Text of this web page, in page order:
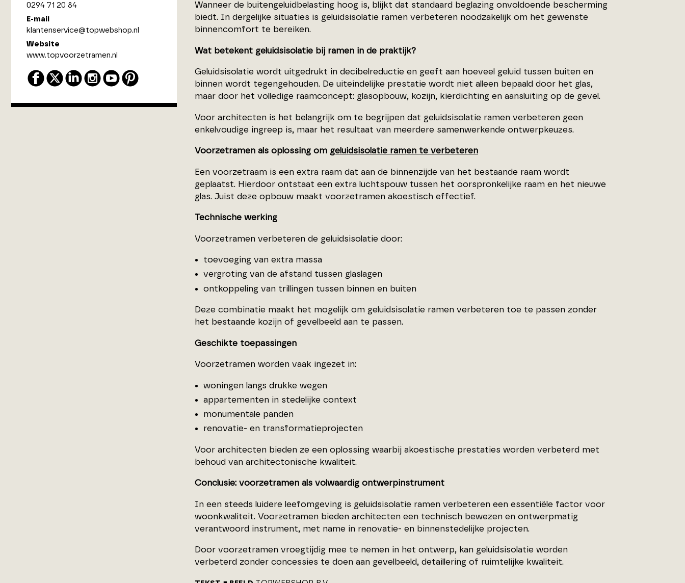
0294 71 20 84
E-mail
klantenservice@topwebshop.nl
Website
www.topvoorzetramen.nl
Wanneer de buitengeluidbelasting hoog is, blijkt dat standaard beglazing onvoldoende bescherming
biedt. In dergelijke situaties is geluidsisolatie ramen verbeteren noodzakelijk om het gewenste
binnencomfort te bereiken.
Wat betekent geluidsisolatie bij ramen in de praktijk?
Geluidsisolatie wordt uitgedrukt in decibelreductie en geeft aan hoeveel geluid tussen buiten en
binnen wordt tegengehouden. De uiteindelijke prestatie wordt niet alleen bepaald door het glas,
maar door het volledige raamconcept: glasopbouw, kozijn, kierdichting en aansluiting op de gevel.
Voor architecten is het belangrijk om te begrijpen dat geluidsisolatie ramen verbeteren geen
enkelvoudige ingreep is, maar het resultaat van meerdere samenwerkende ontwerpkeuzes.
Voorzetramen als oplossing om geluidsisolatie ramen te verbeteren
Een voorzetraam is een extra raam dat aan de binnenzijde van het bestaande raam wordt
geplaatst. Hierdoor ontstaat een extra luchtspouw tussen het oorspronkelijke raam en het nieuwe
glas. Juist deze opbouw maakt voorzetramen akoestisch effectief.
Technische werking
Voorzetramen verbeteren de geluidsisolatie door:
toevoeging van extra massa
vergroting van de afstand tussen glaslagen
ontkoppeling van trillingen tussen binnen en buiten
Deze combinatie maakt het mogelijk om geluidsisolatie ramen verbeteren toe te passen zonder
het bestaande kozijn of gevelbeeld aan te passen.
Geschikte toepassingen
Voorzetramen worden vaak ingezet in:
woningen langs drukke wegen
appartementen in stedelijke context
monumentale panden
renovatie- en transformatieprojecten
Voor architecten bieden ze een oplossing waarbij akoestische prestaties worden verbeterd met
behoud van architectonische kwaliteit.
Conclusie: voorzetramen als volwaardig ontwerpinstrument
In een steeds luidere leefomgeving is geluidsisolatie ramen verbeteren een essentiële factor voor
woonkwaliteit. Voorzetramen bieden architecten een technisch bewezen en ontwerpmatig
verantwoord instrument, met name in renovatie- en binnenstedelijke projecten.
Door voorzetramen vroegtijdig mee te nemen in het ontwerp, kan geluidsisolatie worden
verbeterd zonder concessies te doen aan gevelbeeld, detaillering of ruimtelijke kwaliteit.